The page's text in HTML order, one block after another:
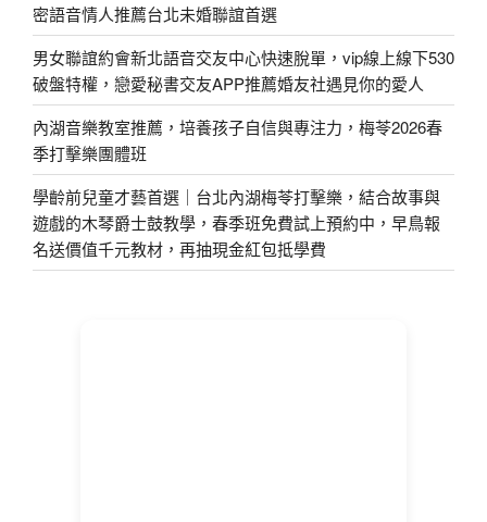
密語音情人推薦台北未婚聯誼首選
男女聯誼約會新北語音交友中心快速脫單，vip線上線下530
破盤特權，戀愛秘書交友APP推薦婚友社遇見你的愛人
內湖音樂教室推薦，培養孩子自信與專注力，梅苓2026春
季打擊樂團體班
學齡前兒童才藝首選｜台北內湖梅苓打擊樂，結合故事與
遊戲的木琴爵士鼓教學，春季班免費試上預約中，早鳥報
名送價值千元教材，再抽現金紅包抵學費